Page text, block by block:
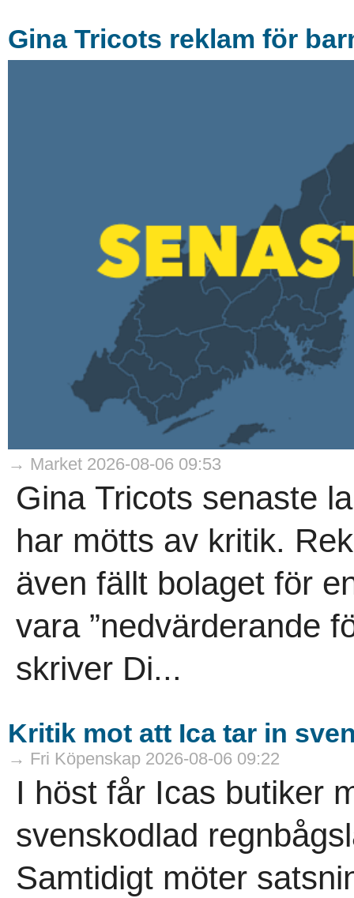
Gina Tricots reklam för
→ Market 2026-08-06 09:53
Gina Tricots senaste
har mötts av kritik.
även fällt bolaget för
vara ”nedvärderande
skriver Di...
Kritik mot att Ica tar in
→ Fri Köpenskap 2026-08-06 09:22
I höst får Icas butiker
svenskodlad
Samtidigt möter